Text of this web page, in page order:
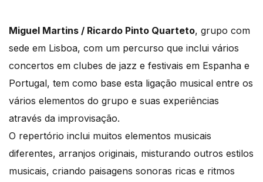
Miguel Martins / Ricardo Pinto Quarteto, grupo com
sede em Lisboa, com um percurso que inclui vários
concertos em clubes de jazz e festivais em Espanha e
Portugal, tem como base esta ligação musical entre os
vários elementos do grupo e suas experiências
através da improvisação.
O repertório inclui muitos elementos musicais
diferentes, arranjos originais, misturando outros estilos
musicais, criando paisagens sonoras ricas e ritmos